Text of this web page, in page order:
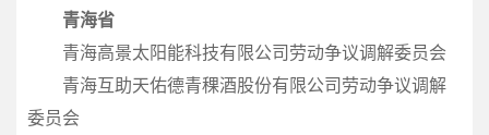
青海省
青海高景太阳能科技有限公司劳动争议调解委员会
青海互助天佑德青稞酒股份有限公司劳动争议调解
委员会